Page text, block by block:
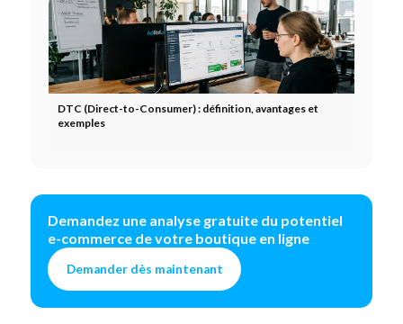
DTC (Direct-to-Consumer) : définition, avantages et
exemples
Demandez une analyse gratuite du potentiel
e-commerce de votre boutique en ligne
Demander dès maintenant